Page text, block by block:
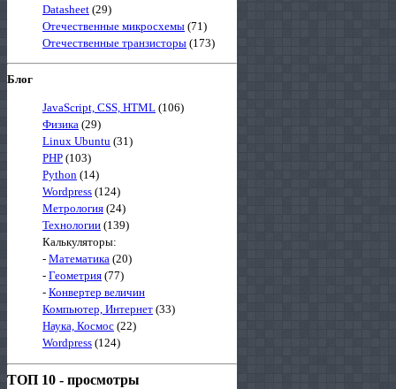
Datasheet (29)
Отечественные микросхемы (71)
Отечественные транзисторы (173)
Блог
JavaScript, CSS, HTML (106)
Физика (29)
Linux Ubuntu (31)
PHP (103)
Python (14)
Wordpress (124)
Метрология (24)
Технологии (139)
Калькуляторы:
- Математика (20)
- Геометрия (77)
- Конвертер величин
Компьютер, Интернет (33)
Наука, Космос (22)
Wordpress (124)
ТОП 10 - просмотры